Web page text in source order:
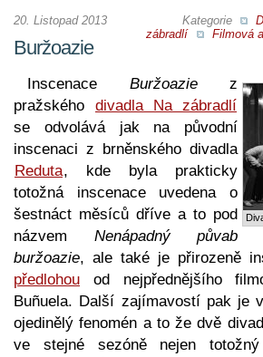
Kategorie
zábradlí
Filmová
20. Listopad 2013
Buržoazie
Inscenace Buržoaziez
pražského divadla Na zábradlí
se odvolává jak na původní
inscenaci z brněnského divadla
Reduta, kde byla prakticky
totožná inscenace uvedena o
šestnáct měsíců dříve a to pod
názvem Nenápadný půvab
buržoazie, ale také je přirozeně
předlohou od nejpřednějšího
Buñuela. Další zajímavostí pak je
ojedinělý fenomén a to že dvě
ve stejné sezóně nejen totožný